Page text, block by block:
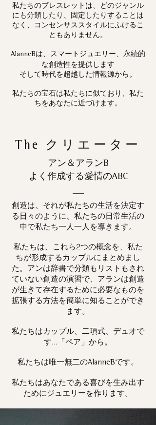
私たちのブレスレットは、どのジャンル
にも分類したり、固定したりすることは
なく、コンセンサススタイルにふけるこ
ともありません。
AlanneBは、スマートジュエリー、永続的
な創造性を提供します
そして時代を超越した情報源から。
私たちの宝石は私たちに似ており、私た
ちをあなたに近づけます。
The クリエーター
アン＆アランB
よく作成する愛情のABC
創造は、それが私たちの生活を決定す
る日々のように、私たちの日常生活の
中で私たち一人一人を導きます。
私たちは、これら2つの概念を、私た
ちが形成するカップルにまとめまし
た。アンは辞書で分類もリストもされ
ていない創造の演習で、アランは創造
が生きて存在するために必要なものを
拡張する方法を簡単に知ることができ
ます。
私たちはカップル、二項式、デュオで
す...「ペア」から。
私たちは唯一無二のAlanneBです。
私たちはあなたである喜びを生み出す
ためにジュエリーを作ります。